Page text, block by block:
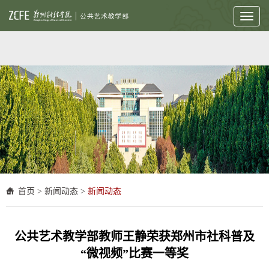
Toggle
首页 > 新闻动态 > 新闻动态
公共艺术教学部教师王静荣获郑州市社科普及
“微视频”比赛一等奖